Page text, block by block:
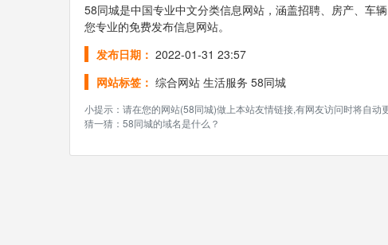
58同城是中国专业中文分类信息网站，涵盖招聘、房产、车
您专业的免费发布信息网站。
发布日期： 2022-01-31 23:57
网站标签： 综合网站 生活服务 58同城
小提示：请在您的网站(58同城)做上本站友情链接,有网友访问时将自动
猜一猜：58同城的域名是什么？